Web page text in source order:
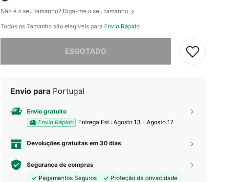
Não é o seu tamanho? Diga-me o seu tamanho
Todos os Tamanho são elegíveis para Envio Rápido
ESGOTADO
Desculpe, este produto está esgotado.
Envio para Portugal
Envio gratuito
Envio Rápido
Entrega Est.: Agosto 13 - Agosto 17
Devoluções gratuitas em 30 dias
Segurança de compras
Pagamentos Seguros
Proteção da privacidade